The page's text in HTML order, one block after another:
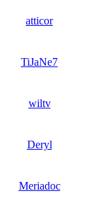
atticor
TiJaNe7
wiltv
Deryl
Meriadoc